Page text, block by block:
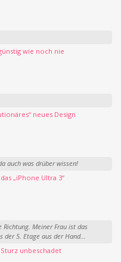
wie noch nie
neues Design
auch was drüber wissen!
„iPhone Ultra 3“
Meiner Frau ist das
der 5. Etage aus der Hand...
unbeschadet